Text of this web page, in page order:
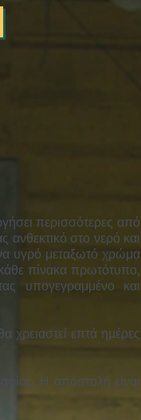
περισσότερες από
ανθεκτικό στο νερό και
υγρό μεταξωτό χρώμα
πίνακα πρωτότυπο,
υπογεγραμμένο και
χρειαστεί επτά ημέρες
Η αποστολή είναι